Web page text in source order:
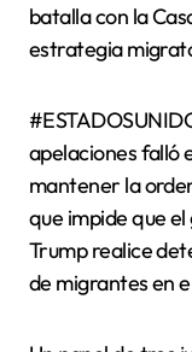
batalla con la
estrategia
apelaciones falló
mantener la
que impide que
Trump realice
de migrantes en